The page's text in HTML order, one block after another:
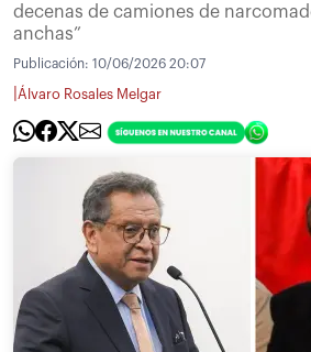
decenas de camiones de
anchas”
Publicación: 10/06/2026 20:07
Álvaro Rosales Melgar